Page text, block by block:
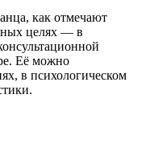
как отмечают
целях — в
Её можно
в психологическом